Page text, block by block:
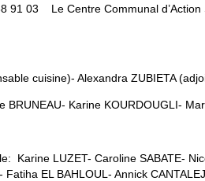
91 03 Le Centre Communal d’Action
cuisine)- Alexandra ZUBIETA
BRUNEAU- Karine KOURDOUGLI-
Karine LUZET- Caroline SABATE-
Fatiha EL BAHLOUL- Annick